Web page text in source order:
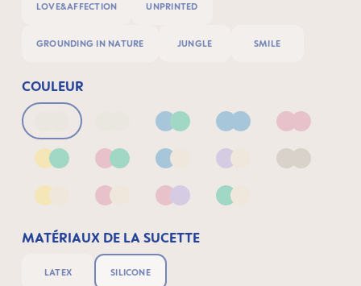
LOVE&AFFECTION UNPRINTED
GROUNDING IN NATURE JUNGLE SMILE
COULEUR
Deep Blue/Sage
Neutral2 Blue & Green
Blue Pink
Yellow & GreenPink & GreenBlue & NeutralLilac & Neutral
Neutral
Yellow & NeutralPink & NeutralPink & LilacGreen & Neutral
MATÉRIAUX DE LA SUCETTE
LATEX SILICONE